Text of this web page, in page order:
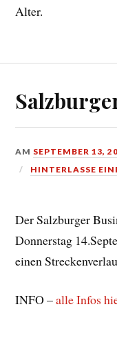
Alter.
AM SEPTEMBER 13,
HINTERLASSE
Der Salzburger
Donnerstag
einen
INFO –alle Infos